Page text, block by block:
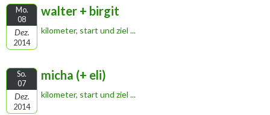
Mo.
08
Dez.
2014
walter + birgit
kilometer, start und ziel ...
So.
07
Dez.
2014
micha (+ eli)
kilometer, start und ziel ...